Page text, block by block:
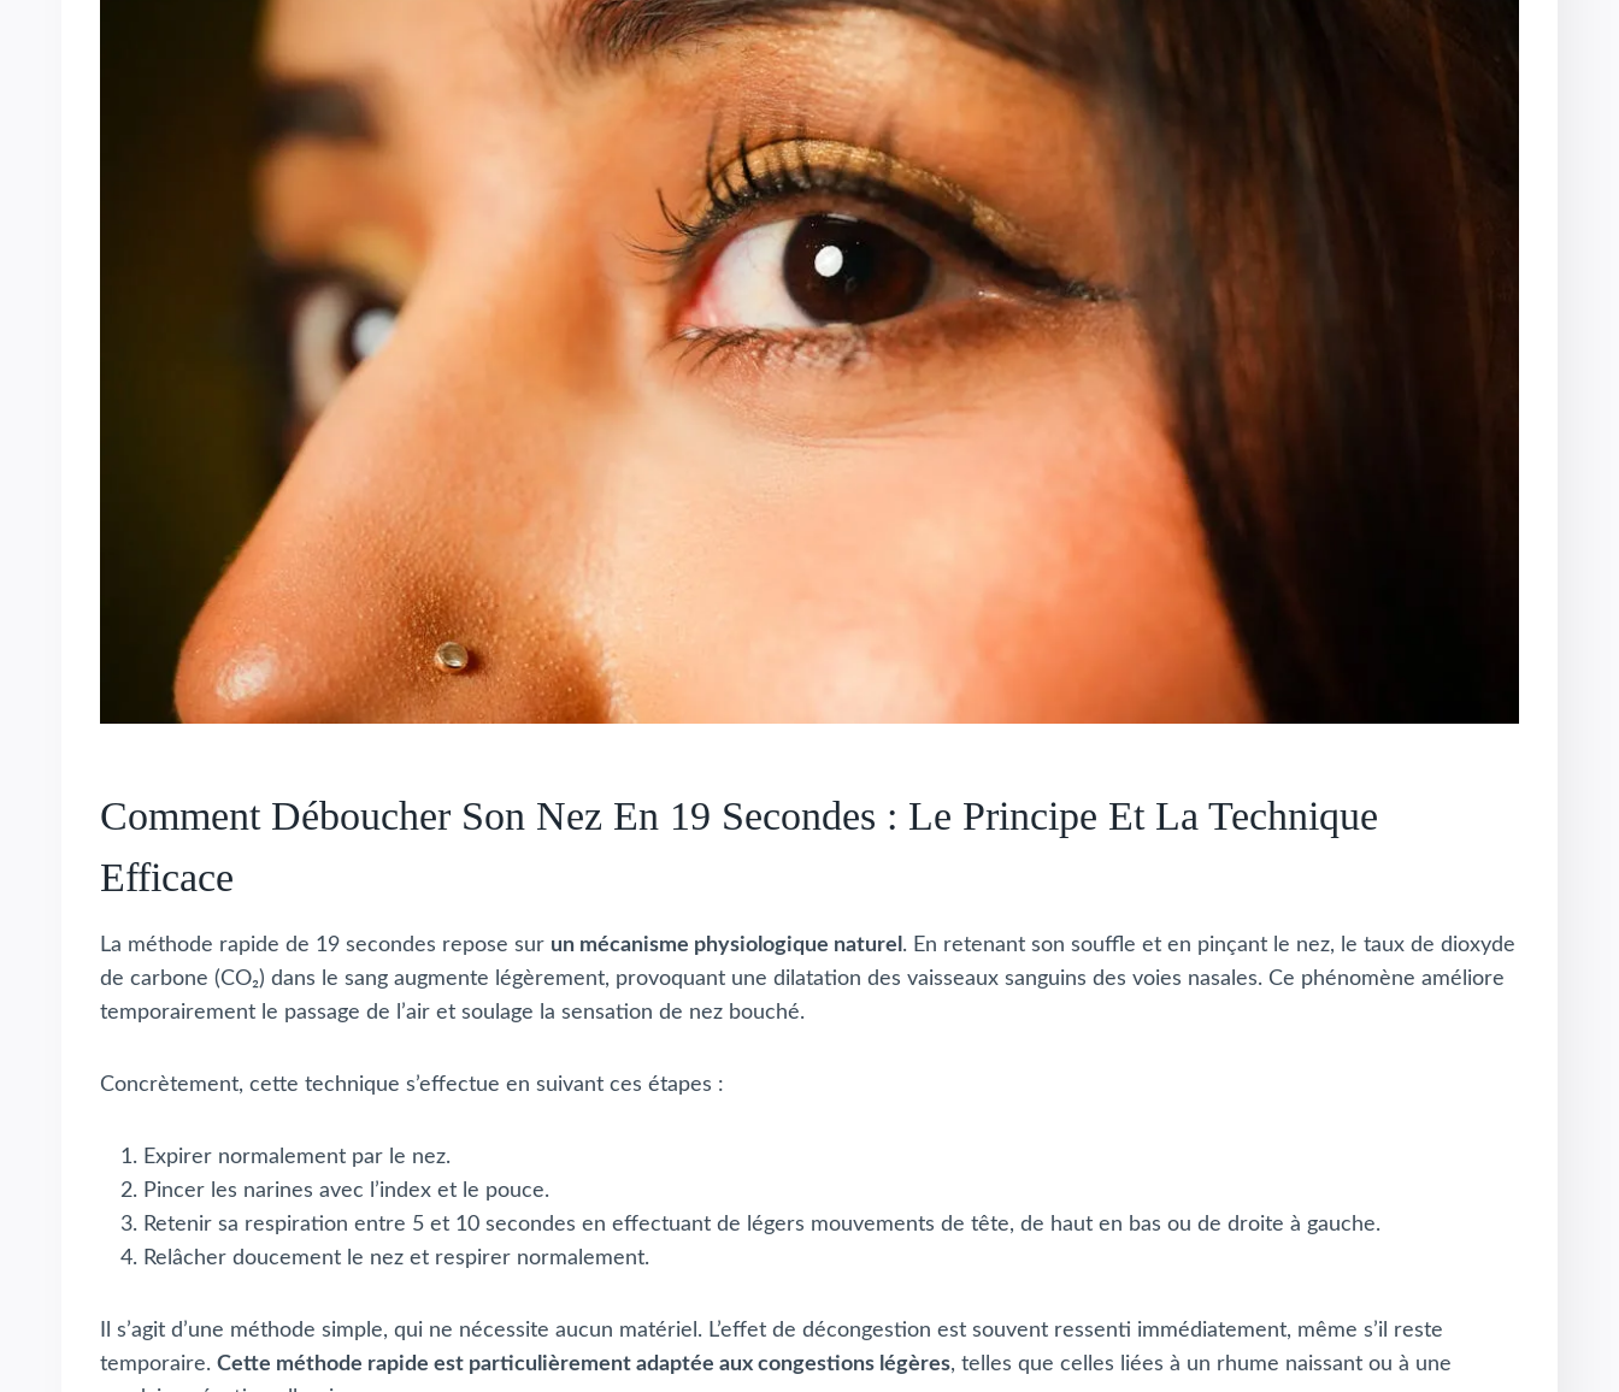
Comment Déboucher Son Nez En 19 Secondes : Le Principe Et La Technique
Efficace
La méthode rapide de 19 secondes repose sur un mécanisme physiologique naturel . En retenant son souffle et en pinçant le nez, le taux de dioxyde
de carbone (CO₂) dans le sang augmente légèrement, provoquant une dilatation des vaisseaux sanguins des voies nasales. Ce phénomène améliore
temporairement le passage de l’air et soulage la sensation de nez bouché.
Concrètement, cette technique s’effectue en suivant ces étapes :
Expirer normalement par le nez.
Pincer les narines avec l’index et le pouce.
Retenir sa respiration entre 5 et 10 secondes en effectuant de légers mouvements de tête, de haut en bas ou de droite à gauche.
Relâcher doucement le nez et respirer normalement.
Il s’agit d’une méthode simple, qui ne nécessite aucun matériel. L’effet de décongestion est souvent ressenti immédiatement, même s’il reste
temporaire. Cette méthode rapide est particulièrement adaptée aux congestions légères, telles que celles liées à un rhume naissant ou à une